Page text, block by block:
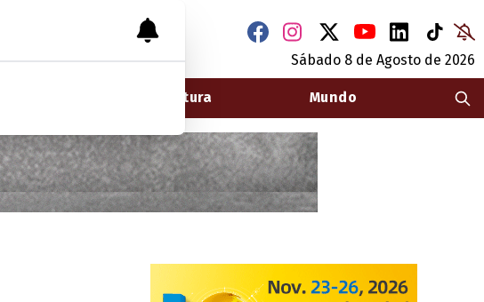
Sábado 8 de Agosto de 2026
Arquitectura Mundo